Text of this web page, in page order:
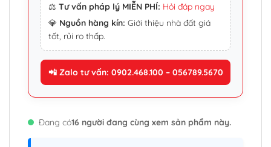
⚖️ Tư vấn pháp lý MIỄN PHÍ: Hỏi đáp ngay
💎 Nguồn hàng kín: Giới thiệu nhà đất giá
tốt, rủi ro thấp.
📲 Zalo tư vấn: 0902.468.100 – 056789.5670
Đang có16 người đang cùng xem sản phẩm này.